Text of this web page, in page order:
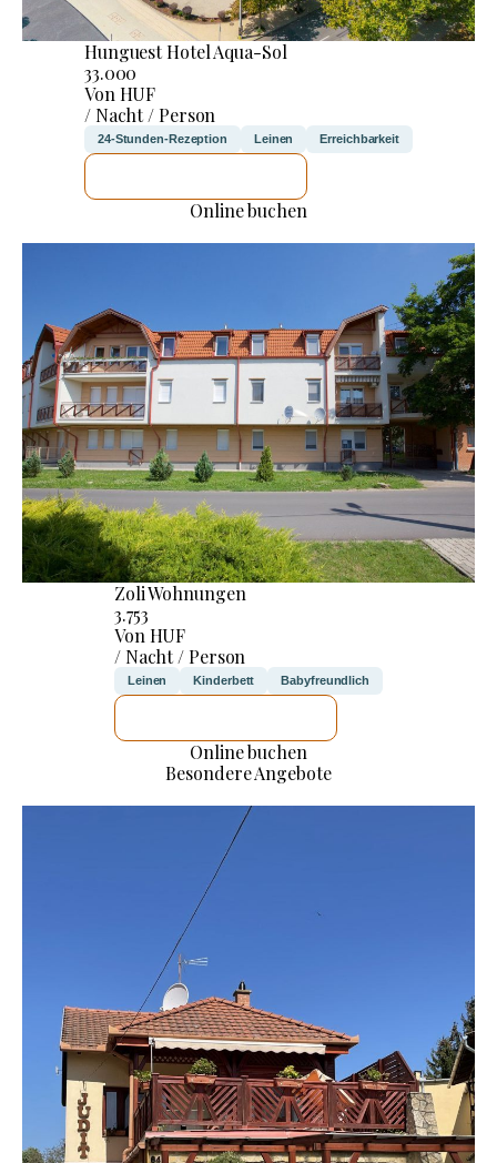
Hunguest Hotel Aqua-Sol
33.000
Von HUF
/ Nacht / Person
24-Stunden-Rezeption Leinen Erreichbarkeit
Online buchen
Zoli Wohnungen
3.753
Von HUF
/ Nacht / Person
Leinen Kinderbett Babyfreundlich
Online buchen
Besondere Angebote